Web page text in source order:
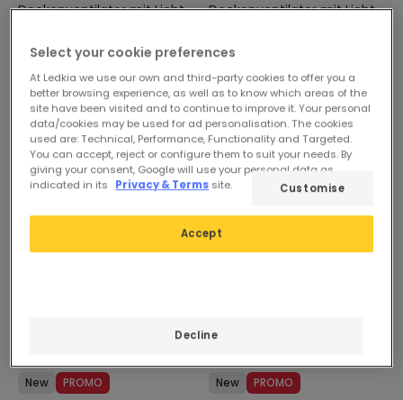
Deckenventilator mit Licht,
Holzflügel, Leros
Reservieren, Versand ab
dem 24/08/2026
Deckenventilator mit Licht,
Holzflügel, Leros
Reservieren, Versand ab
dem 24/08/2026
-19%
New PROMO
-14%
New PROMO
Select your cookie preferences
At Ledkia we use our own and third-party cookies to offer you a
better browsing experience, as well as to know which areas of the
site have been visited and to continue to improve it. Your personal
data/cookies may be used for ad personalisation. The cookies
used are: Technical, Performance, Functionality and Targeted.
You can accept, reject or configure them to suit your needs. By
giving your consent, Google will use your personal data as
indicated in its
Privacy & Terms site.
Decline
Accept
Customise